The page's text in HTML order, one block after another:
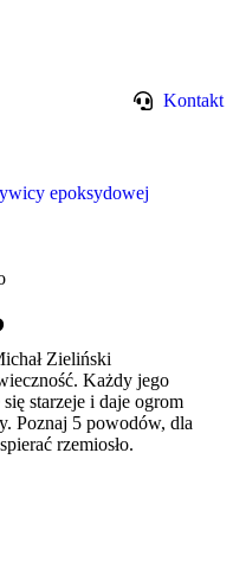
Kontakt
Zieliński
Każdy jego
starzeje i daje ogrom
Poznaj 5 powodów, dla
rzemiosło.